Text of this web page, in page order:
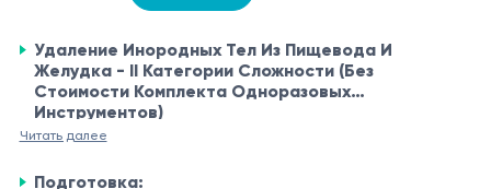
Удаление Инородных Тел Из Пищевода И
Желудка - II Категории Сложности (Без
Стоимости Комплекта Одноразовых
Инструментов)
Напоминаем вам, что самостоятельная интерпретация
носит исключительно справочный характер
Читать далее
Подготовка: